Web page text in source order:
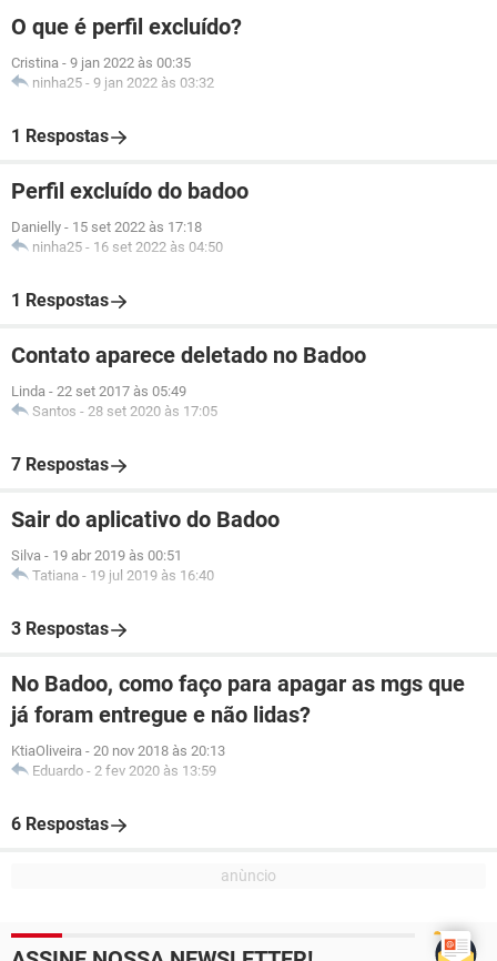
O que é perfil excluído?
Cristina - 9 jan 2022 às 00:35
ninha25 - 9 jan 2022 às 03:32
1 Respostas
Perfil excluído do badoo
Danielly - 15 set 2022 às 17:18
ninha25 - 16 set 2022 às 04:50
1 Respostas
Contato aparece deletado no Badoo
Linda - 22 set 2017 às 05:49
Santos - 28 set 2020 às 17:05
7 Respostas
Sair do aplicativo do Badoo
Silva - 19 abr 2019 às 00:51
Tatiana - 19 jul 2019 às 16:40
3 Respostas
No Badoo, como faço para apagar as mgs que
já foram entregue e não lidas?
KtiaOliveira - 20 nov 2018 às 20:13
Eduardo - 2 fev 2020 às 13:59
6 Respostas